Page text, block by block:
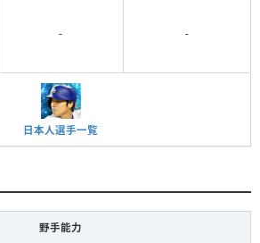
- -
日本人選手一覧
野手能力